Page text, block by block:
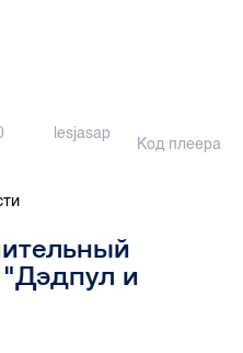
lesjasap
Код плеера
и